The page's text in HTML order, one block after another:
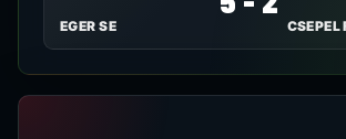
EGER SE CSEPEL